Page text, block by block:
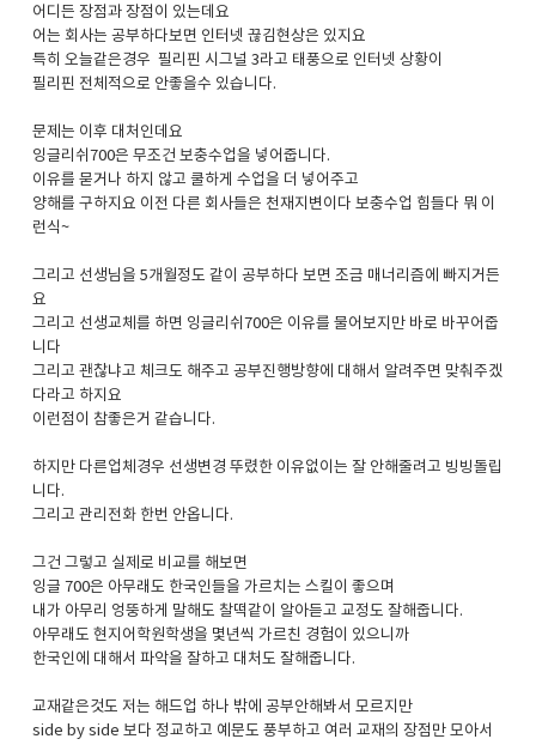
어디든 장점과 장점이 있는데요
어는 회사는 공부하다보면 인터넷 끊김현상은 있지요
특히 오늘같은경우 필리핀 시그널 3라고 태풍으로 인터넷 상황이
필리핀 전체적으로 안좋을수 있습니다.
문제는 이후 대처인데요
잉글리쉬700은 무조건 보충수업을 넣어줍니다.
이유를 묻거나 하지 않고 쿨하게 수업을 더 넣어주고
양해를 구하지요 이전 다른 회사들은 천재지변이다 보충수업 힘들다 뭐 이
런식~
그리고 선생님을 5개월정도 같이 공부하다 보면 조금 매너리즘에 빠지거든
요
그리고 선생교체를 하면 잉글리쉬700은 이유를 물어보지만 바로 바꾸어줍
니다
그리고 괜찮냐고 체크도 해주고 공부진행방향에 대해서 알려주면 맞춰주겠
다라고 하지요
이런점이 참좋은거 같습니다.
하지만 다른업체경우 선생변경 뚜렸한 이유없이는 잘 안해줄려고 빙빙돌립
니다.
그리고 관리전화 한번 안옵니다.
그건 그렇고 실제로 비교를 해보면
잉글 700은 아무래도 한국인들을 가르치는 스킬이 좋으며
내가 아무리 엉뚱하게 말해도 찰떡같이 알아듣고 교정도 잘해줍니다.
아무래도 현지어학원학생을 몇년씩 가르친 경험이 있으니까
한국인에 대해서 파악을 잘하고 대처도 잘해줍니다.
교재같은것도 저는 해드업 하나 밖에 공부안해봐서 모르지만
side by side 보다 정교하고 예문도 풍부하고 여러 교재의 장점만 모아서